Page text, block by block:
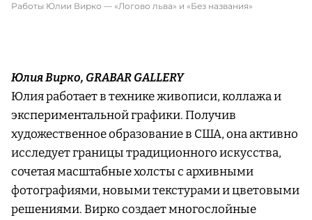
Работы Юлии Вирко — «Логово льва» и «Без названия»
Юлия Вирко, GRABAR GALLERY
Юлия работает в технике живописи, коллажа и
экспериментальной графики. Получив
художественное образование в США, она активно
исследует границы традиционного искусства,
сочетая масштабные холсты с архивными
фотографиями, новыми текстурами и цветовыми
решениями. Вирко создает многослойные